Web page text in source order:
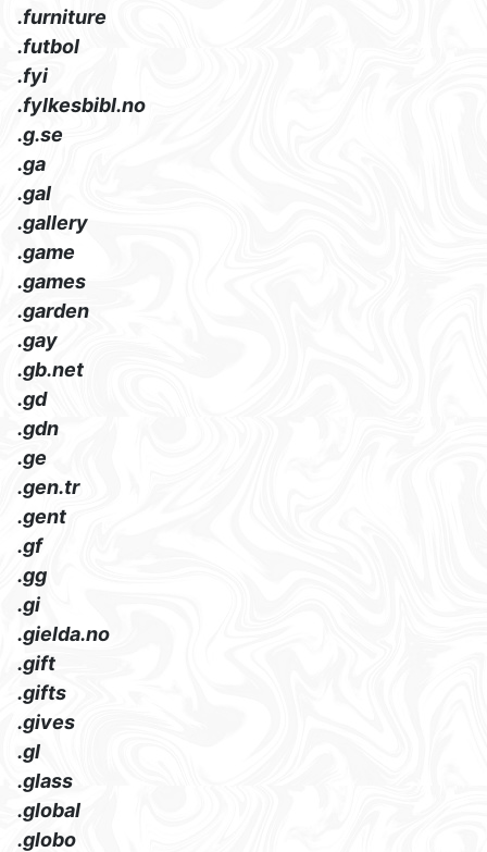
.furniture
.futbol
.fyi
.fylkesbibl.no
.g.se
.ga
.gal
.gallery
.game
.games
.garden
.gay
.gb.net
.gd
.gdn
.ge
.gen.tr
.gent
.gf
.gg
.gi
.gielda.no
.gift
.gifts
.gives
.gl
.glass
.global
.globo